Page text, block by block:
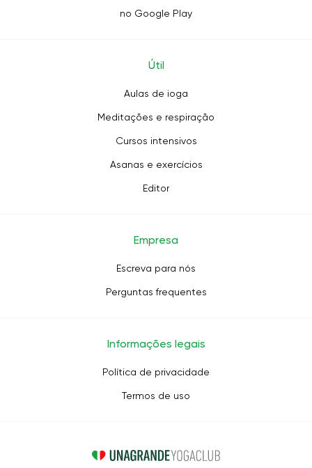
no Google Play
Útil
Aulas de ioga
Meditações e respiração
Cursos intensivos
Asanas e exercícios
Editor
Empresa
Escreva para nós
Perguntas frequentes
Informações legais
Política de privacidade
Termos de uso